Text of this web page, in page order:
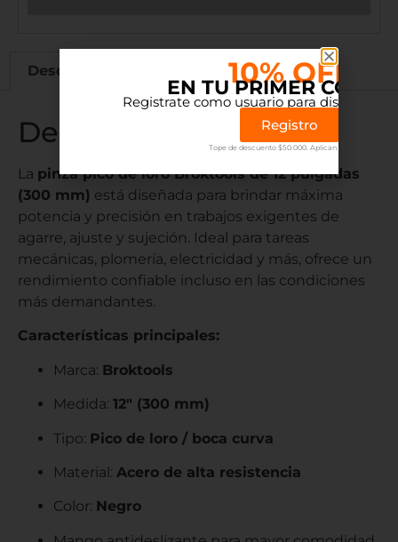
Descripción Información adicional
Descripción
La pinza pico de loro Broktools de 12 pulgadas
(300 mm) está diseñada para brindar máxima
potencia y precisión en trabajos exigentes de
agarre, ajuste y sujeción. Ideal para tareas
mecánicas, plomería, electricidad y más, ofrece un
rendimiento confiable incluso en las condiciones
más demandantes.
Características principales:
Marca: Broktools
Medida: 12″ (300 mm)
Tipo: Pico de loro / boca curva
Material: Acero de alta resistencia
Color: Negro
10% OFF
EN TU PRIMER
Registrate como usuario para disfrutar el
Registro
Tope de descuento $50.000. Aplican terminos.